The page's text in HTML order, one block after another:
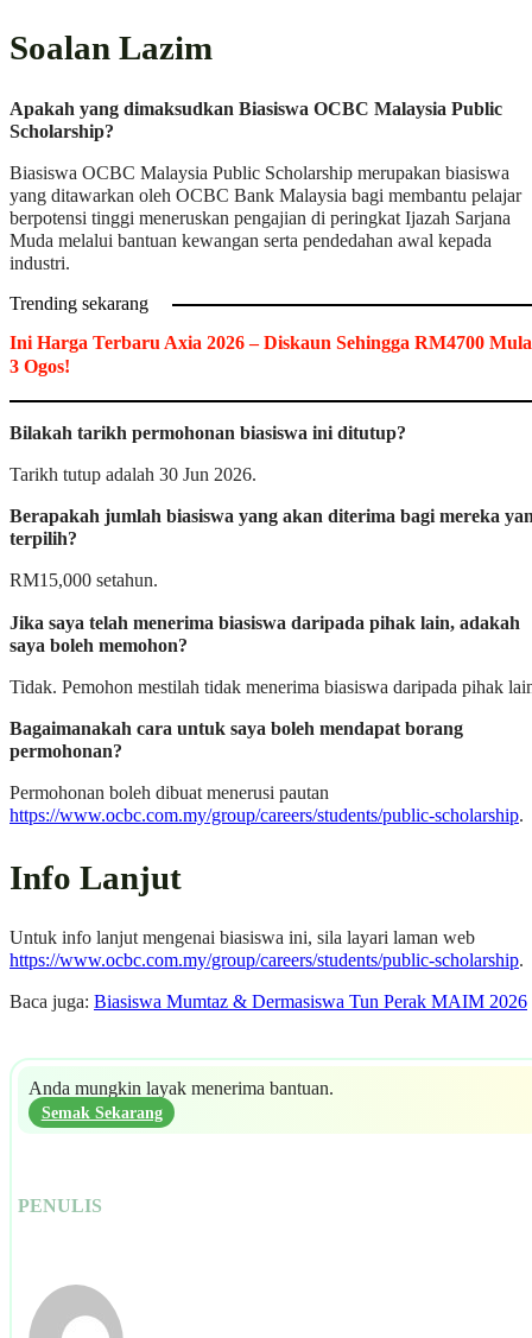
Soalan Lazim
Apakah yang dimaksudkan Biasiswa OCBC Malaysia Public
Scholarship?
Biasiswa OCBC Malaysia Public Scholarship merupakan biasiswa
yang ditawarkan oleh OCBC Bank Malaysia bagi membantu pelajar
berpotensi tinggi meneruskan pengajian di peringkat Ijazah Sarjana
Muda melalui bantuan kewangan serta pendedahan awal kepada
industri.
Trending sekarang
Ini Harga Terbaru Axia 2026 – Diskaun Sehingga RM4700
3 Ogos!
Bilakah tarikh permohonan biasiswa ini ditutup?
Tarikh tutup adalah 30 Jun 2026.
Berapakah jumlah biasiswa yang akan diterima bagi mereka
terpilih?
RM15,000 setahun.
Jika saya telah menerima biasiswa daripada pihak lain, adakah
saya boleh memohon?
Tidak. Pemohon mestilah tidak menerima biasiswa daripada pihak
Bagaimanakah cara untuk saya boleh mendapat borang
permohonan?
Permohonan boleh dibuat menerusi pautan
https://www.ocbc.com.my/group/careers/students/public-scholarship.
Info Lanjut
Untuk info lanjut mengenai biasiswa ini, sila layari laman web
https://www.ocbc.com.my/group/careers/students/public-scholarship.
Baca juga: Biasiswa Mumtaz & Dermasiswa Tun Perak MAIM 2026
Anda mungkin layak menerima bantuan.
Semak Sekarang
PENULIS